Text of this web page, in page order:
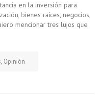
en la inversión para
bienes raíces, negocios,
mencionar tres lujos que
, Opinión